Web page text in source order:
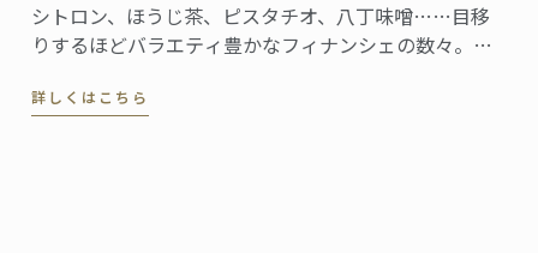
シトロン、ほうじ茶、ピスタチオ、八丁味噌……目移
りするほどバラエティ豊かなフィナンシェの数々。素
ュは、全国的にも珍しいフィナンシェの専門店です。
詳しくはこちら